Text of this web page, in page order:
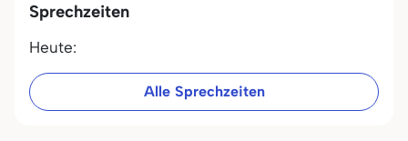
Sprechzeiten
Heute:
Alle Sprechzeiten